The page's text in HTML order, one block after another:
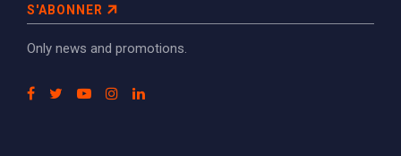
S'ABONNER
Only news and promotions.